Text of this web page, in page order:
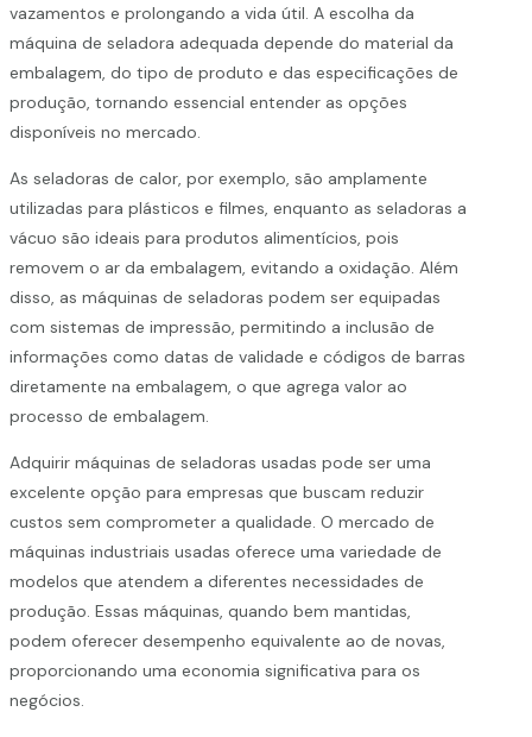
vazamentos e prolongando a vida útil. A escolha da
máquina de seladora adequada depende do material da
embalagem, do tipo de produto e das especificações de
produção, tornando essencial entender as opções
disponíveis no mercado.
As seladoras de calor, por exemplo, são amplamente
utilizadas para plásticos e filmes, enquanto as seladoras a
vácuo são ideais para produtos alimentícios, pois
removem o ar da embalagem, evitando a oxidação. Além
disso, as máquinas de seladoras podem ser equipadas
com sistemas de impressão, permitindo a inclusão de
informações como datas de validade e códigos de barras
diretamente na embalagem, o que agrega valor ao
processo de embalagem.
Adquirir máquinas de seladoras usadas pode ser uma
excelente opção para empresas que buscam reduzir
custos sem comprometer a qualidade. O mercado de
máquinas industriais usadas oferece uma variedade de
modelos que atendem a diferentes necessidades de
produção. Essas máquinas, quando bem mantidas,
podem oferecer desempenho equivalente ao de novas,
proporcionando uma economia significativa para os
negócios.